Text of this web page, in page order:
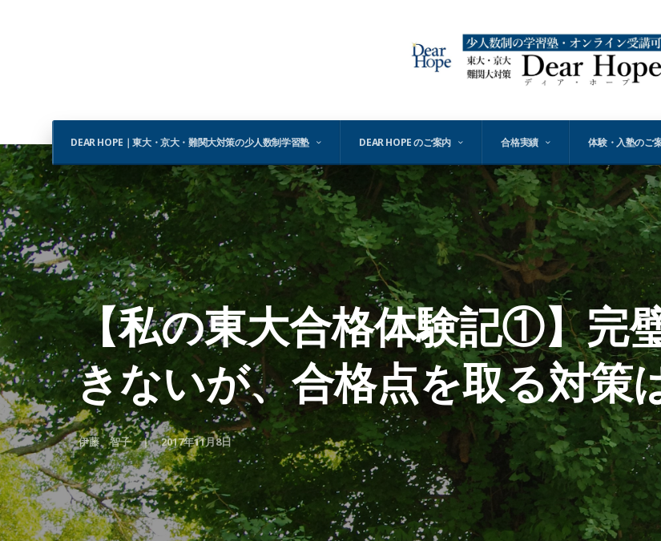
DEAR HOPE｜東大・京大・難関大対策の少人数制学習塾 DEAR HOPE のご案内 合格実績 体験・入塾のご
【私の東大合格体験記①】完
きないが、合格点を取る対策
伊藤 智子 2017年11月8日